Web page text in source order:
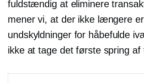
fuldstændig at eliminere
mener vi, at der ikke længere
undskyldninger for håbefulde
ikke at tage det første spring af